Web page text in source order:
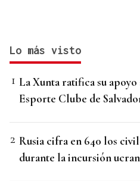
Lo más visto
La Xunta ratifica su
Esporte Clube de
Rusia cifra en 640 los
durante la incursión